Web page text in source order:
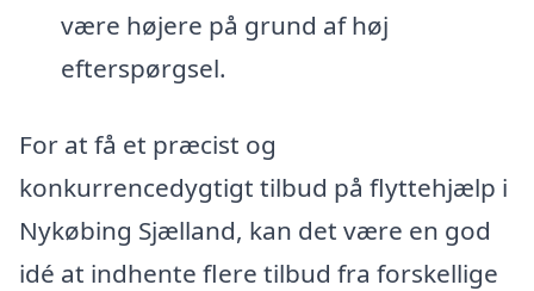
være højere på grund af høj
efterspørgsel.
For at få et præcist og
konkurrencedygtigt tilbud på flyttehjælp i
Nykøbing Sjælland, kan det være en god
idé at indhente flere tilbud fra forskellige